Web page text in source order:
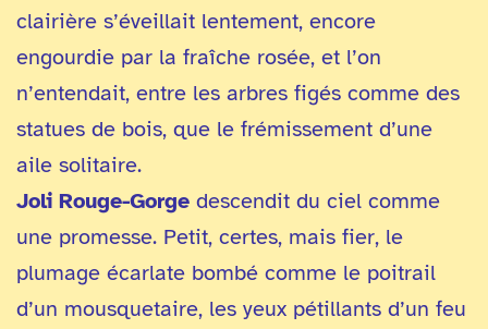
clairière s’éveillait lentement, encore
engourdie par la fraîche rosée, et l’on
n’entendait, entre les arbres figés comme des
statues de bois, que le frémissement d’une
aile solitaire.
Joli Rouge-Gorge descendit du ciel comme
une promesse. Petit, certes, mais fier, le
plumage écarlate bombé comme le poitrail
d’un mousquetaire, les yeux pétillants d’un feu